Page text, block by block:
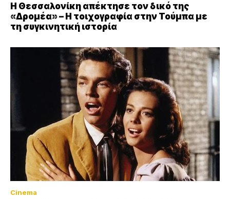
Η Θεσσαλονίκη απέκτησε τον δικό της
«Δρομέα» – Η τοιχογραφία στην Τούμπα με
τη συγκινητική ιστορία
Cinema